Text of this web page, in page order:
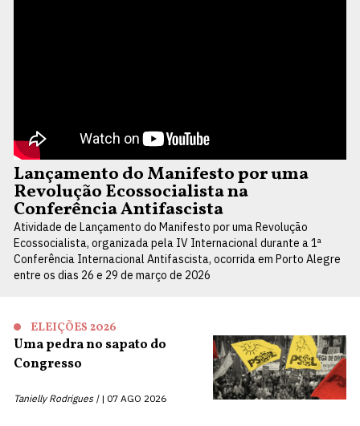
Lançamento do Manifesto por uma
Revolução Ecossocialista na
Conferência Antifascista
Atividade de Lançamento do Manifesto por uma Revolução
Ecossocialista, organizada pela IV Internacional durante a 1ª
Conferência Internacional Antifascista, ocorrida em Porto Alegre
entre os dias 26 e 29 de março de 2026
ELEIÇÕES 2026
Uma pedra no sapato do
Congresso
Tanielly Rodrigues | 07 AGO 2026